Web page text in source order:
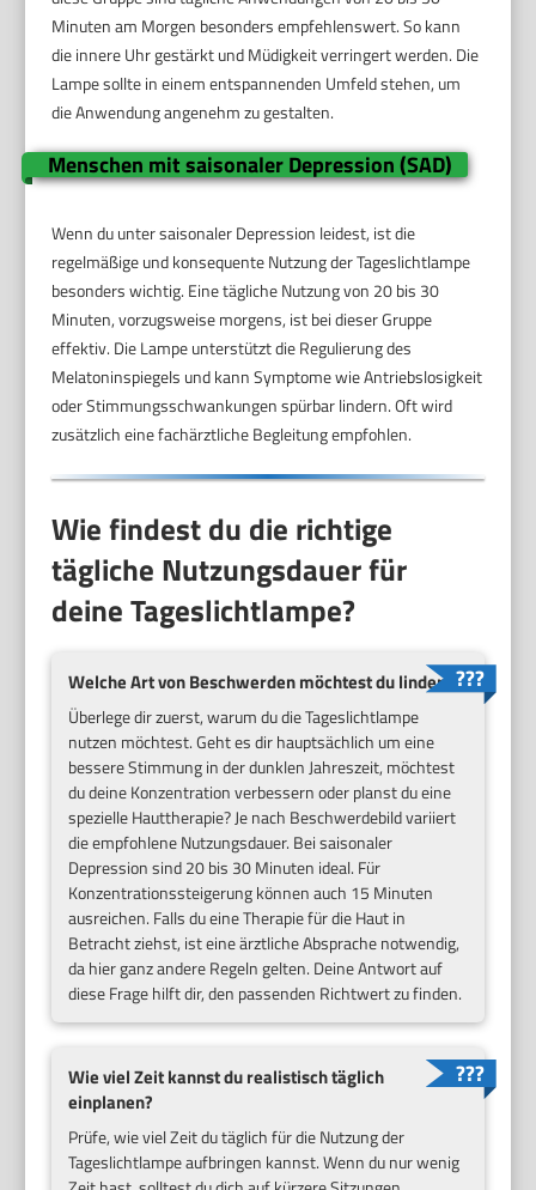
Minuten am Morgen besonders empfehlenswert. So kann
die innere Uhr gestärkt und Müdigkeit verringert werden. Die
Lampe sollte in einem entspannenden Umfeld stehen, um
die Anwendung angenehm zu gestalten.
Menschen mit saisonaler Depression (SAD)
Wenn du unter saisonaler Depression leidest, ist die
regelmäßige und konsequente Nutzung der Tageslichtlampe
besonders wichtig. Eine tägliche Nutzung von 20 bis 30
Minuten, vorzugsweise morgens, ist bei dieser Gruppe
effektiv. Die Lampe unterstützt die Regulierung des
Melatoninspiegels und kann Symptome wie Antriebslosigkeit
oder Stimmungsschwankungen spürbar lindern. Oft wird
zusätzlich eine fachärztliche Begleitung empfohlen.
Wie findest du die richtige
tägliche Nutzungsdauer für
deine Tageslichtlampe?
Welche Art von Beschwerden möchtest du lindern?
Überlege dir zuerst, warum du die Tageslichtlampe
nutzen möchtest. Geht es dir hauptsächlich um eine
bessere Stimmung in der dunklen Jahreszeit, möchtest
du deine Konzentration verbessern oder planst du eine
spezielle Hauttherapie? Je nach Beschwerdebild variiert
die empfohlene Nutzungsdauer. Bei saisonaler
Depression sind 20 bis 30 Minuten ideal. Für
Konzentrationssteigerung können auch 15 Minuten
ausreichen. Falls du eine Therapie für die Haut in
Betracht ziehst, ist eine ärztliche Absprache notwendig,
da hier ganz andere Regeln gelten. Deine Antwort auf
diese Frage hilft dir, den passenden Richtwert zu finden.
Wie viel Zeit kannst du realistisch täglich
einplanen?
Prüfe, wie viel Zeit du täglich für die Nutzung der
Tageslichtlampe aufbringen kannst. Wenn du nur wenig